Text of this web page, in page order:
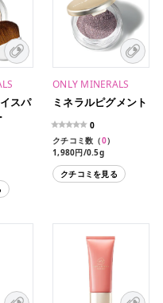
スパ
ONLY MINERALS
ミネラルピグメント
0
クチコミ数（0）
1,980円/0.5g
クチコミを見る